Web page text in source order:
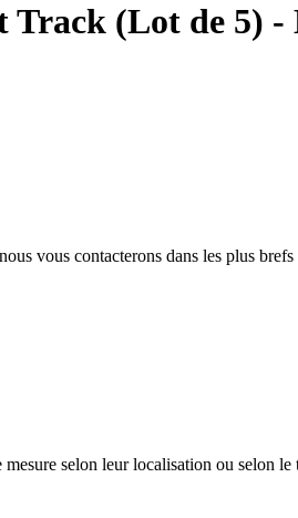
Track (Lot de 5) -
vous contacterons dans les plus brefs
selon leur localisation ou selon le